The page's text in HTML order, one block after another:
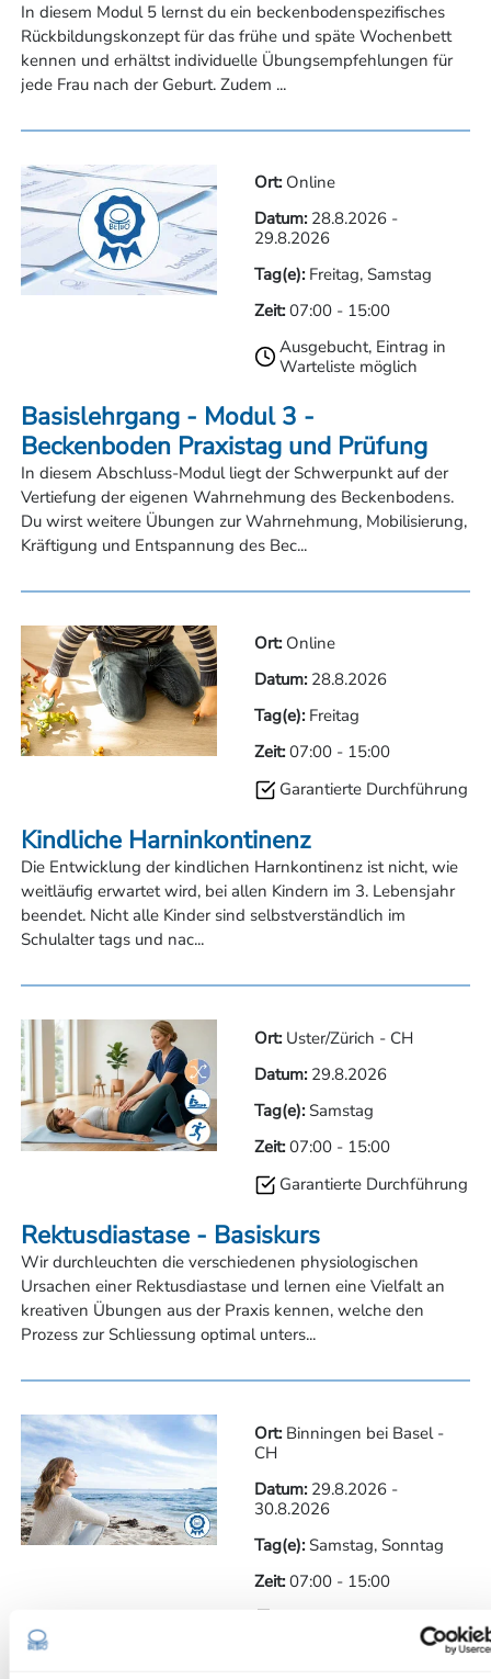
In diesem Modul 5 lernst du ein beckenbodenspezifisches
Rückbildungskonzept für das frühe und späte Wochenbett
kennen und erhältst individuelle Übungsempfehlungen für
jede Frau nach der Geburt. Zudem ...
Basislehrgang - Modul 3 -
Beckenboden Praxistag und Prüfung
In diesem Abschluss-Modul liegt der Schwerpunkt auf der
Vertiefung der eigenen Wahrnehmung des Beckenbodens.
Du wirst weitere Übungen zur Wahrnehmung, Mobilisierung,
Kräftigung und Entspannung des Bec...
Ort: Online
Datum: 28.8.2026-
29.8.2026
Tag(e): Freitag, Samstag
Zeit:07:00- 15:00
Ausgebucht, Eintrag in
Warteliste möglich
Kindliche Harninkontinenz
Die Entwicklung der kindlichen Harnkontinenz ist nicht, wie
weitläufig erwartet wird, bei allen Kindern im 3. Lebensjahr
beendet. Nicht alle Kinder sind selbstverständlich im
Schulalter tags und nac...
Ort: Online
Datum: 28.8.2026
Tag(e): Freitag
Zeit:07:00- 15:00
Garantierte Durchführung
Rektusdiastase - Basiskurs
Wir durchleuchten die verschiedenen physiologischen
Ursachen einer Rektusdiastase und lernen eine Vielfalt an
kreativen Übungen aus der Praxis kennen, welche den
Prozess zur Schliessung optimal unters...
Ort: Uster/Zürich - CH
Datum: 29.8.2026
Tag(e): Samstag
Zeit:07:00- 15:00
Garantierte Durchführung
Ort: Binningen bei Basel -
CH
Datum: 29.8.2026-
30.8.2026
Tag(e): Samstag, Sonntag
Zeit:07:00- 15:00